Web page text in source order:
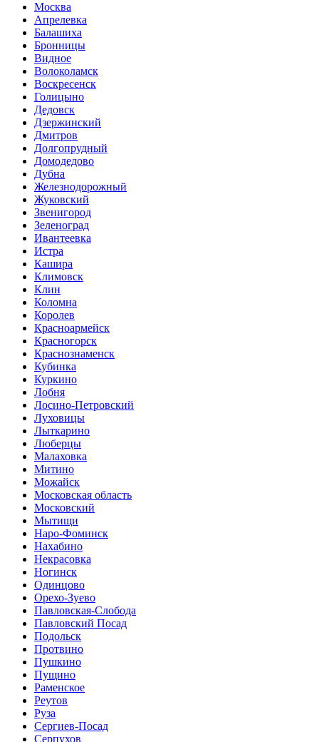
Москва
Апрелевка
Балашиха
Бронницы
Видное
Волоколамск
Воскресенск
Голицыно
Дедовск
Дзержинский
Дмитров
Долгопрудный
Домодедово
Дубна
Железнодорожный
Жуковский
Звенигород
Зеленоград
Ивантеевка
Истра
Кашира
Климовск
Клин
Коломна
Королев
Красноармейск
Красногорск
Краснознаменск
Кубинка
Куркино
Лобня
Лосино-Петровский
Луховицы
Лыткарино
Люберцы
Малаховка
Митино
Можайск
Московская область
Московский
Мытищи
Наро-Фоминск
Нахабино
Некрасовка
Ногинск
Одинцово
Орехо-Зуево
Павловская-Слобода
Павловский Посад
Подольск
Протвино
Пушкино
Пущино
Раменское
Реутов
Руза
Сергиев-Посад
Серпухов